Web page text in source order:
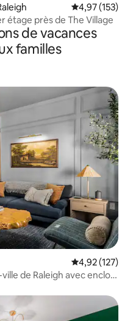
Évaluation
4,97 (153)
étage près de The Village
de vacances
familles
appréciés
Évaluation
4,92 (127)
de Raleigh avec enclos